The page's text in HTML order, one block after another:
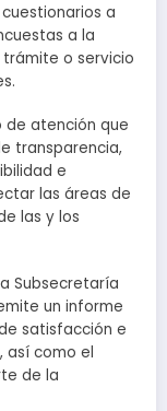
a
a la
o servicio
de atención que
transparencia,
e
las áreas de
las y los
Subsecretaría
un informe
satisfacción e
así como el
de la